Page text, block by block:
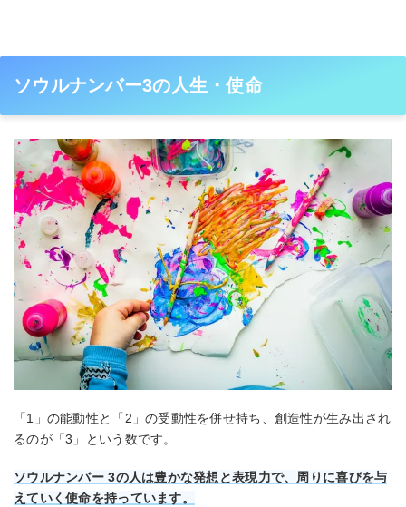
ソウルナンバー3の人生・使命
「1」の能動性と「2」の受動性を併せ持ち、創造性が生み出され
るのが「3」という数です。
ソウルナンバー 3の人は豊かな発想と表現力で、周りに喜びを与
えていく使命を持っています。